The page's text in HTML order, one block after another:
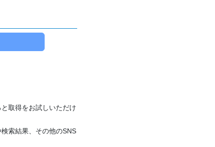
取得をお試しいただけ
索結果、その他のSNS